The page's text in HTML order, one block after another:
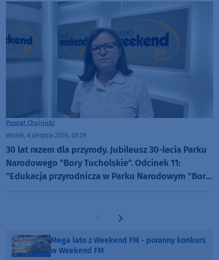
Powiat Chojnicki
wtorek, 4 sierpnia 2026, 08:39
30 lat razem dla przyrody. Jubileusz 30-lecia Parku
Narodowego "Bory Tucholskie". Odcinek 11:
"Edukacja przyrodnicza w Parku Narodowym "Bory
Poprzednia strona
Następna strona
Mega lato z Weekend FM - poranny konkurs
w Weekend FM